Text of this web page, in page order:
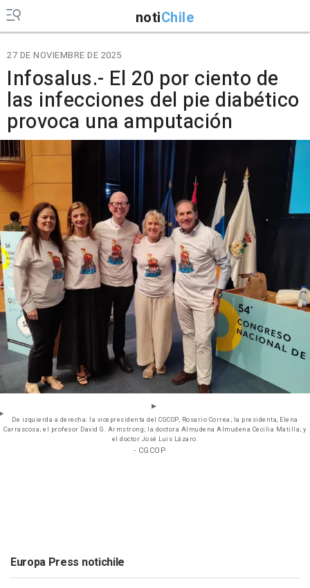
notiChile
27 DE NOVIEMBRE DE 2025
Infosalus.- El 20 por ciento de
las infecciones del pie diabético
provoca una amputación
De izquierda a derecha: la vicepresidenta del CGCOP, Rosario Correa; la presidenta, Elena
Carrascosa; el profesor David G. Armstrong; la doctora Almudena Almudena Cecilia Matilla; y
el doctor José Luis Lázaro.
- CGCOP
Europa Press notichile